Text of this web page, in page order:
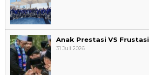
Anak Prestasi VS Frustasi
31 Juli 2026